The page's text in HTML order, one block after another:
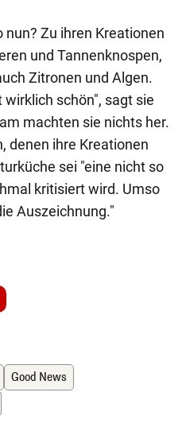
Zu ihren Kreationen
und Tannenknospen,
Zitronen und Algen.
schön", sagt sie
machten sie nichts her.
denen ihre Kreationen
sei "eine nicht so
kritisiert wird. Umso
Auszeichnung."
Good News